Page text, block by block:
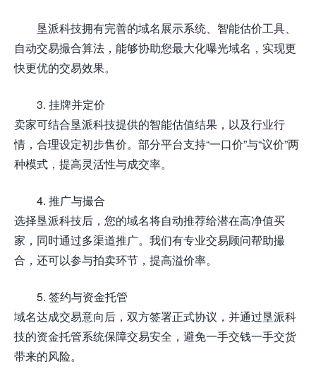
垦派科技拥有完善的域名展示系统、智能估价工具、
自动交易撮合算法，能够协助您最大化曝光域名，实现更
快更优的交易效果。
3. 挂牌并定价
卖家可结合垦派科技提供的智能估值结果，以及行业行
情，合理设定初步售价。部分平台支持“一口价”与“议价”两
种模式，提高灵活性与成交率。
4. 推广与撮合
选择垦派科技后，您的域名将自动推荐给潜在高净值买
家，同时通过多渠道推广。我们有专业交易顾问帮助撮
合，还可以参与拍卖环节，提高溢价率。
5. 签约与资金托管
域名达成交易意向后，双方签署正式协议，并通过垦派科
技的资金托管系统保障交易安全，避免一手交钱一手交货
带来的风险。